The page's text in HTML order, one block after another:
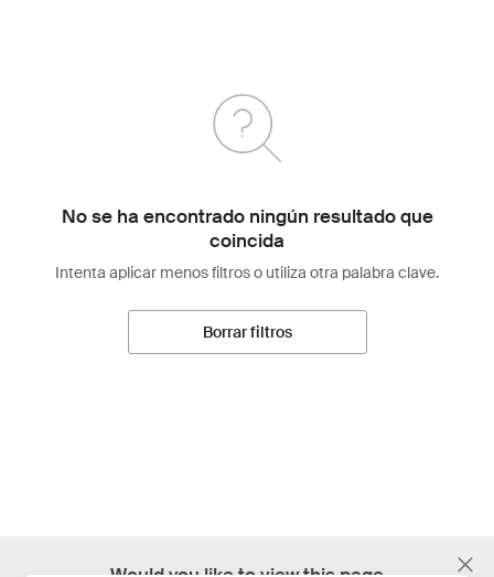
No se ha encontrado ningún resultado que
coincida
Intenta aplicar menos filtros o utiliza otra palabra clave.
Borrar filtros